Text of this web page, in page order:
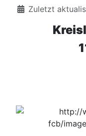
DetailsZuletzt